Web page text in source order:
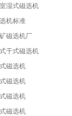
湿式磁选机
机标准
磁选机厂
干式磁选机
磁选机
磁选机
磁选机
磁选机